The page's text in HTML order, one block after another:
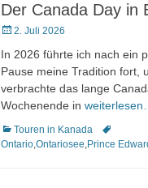
Der Canada Day in
Veröffentlicht
2. Juli 2026
In 2026 führte ich nach ein
Pause meine Tradition fort,
verbrachte das lange
Wochenende in weiterlesen…
Kategorien
Touren in Kanada
Ontario,Ontariosee,Prince